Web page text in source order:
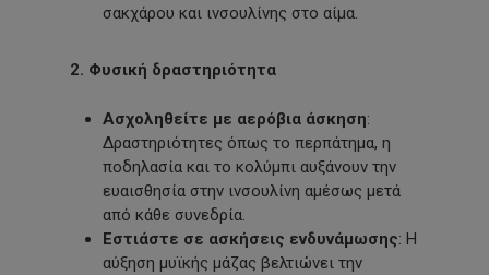
σακχάρου και ινσουλίνης στο αίμα.
2. Φυσική δραστηριότητα
Ασχοληθείτε με αερόβια άσκηση:
Δραστηριότητες όπως το περπάτημα, η
ποδηλασία και το κολύμπι αυξάνουν την
ευαισθησία στην ινσουλίνη αμέσως μετά
από κάθε συνεδρία.
Εστιάστε σε ασκήσεις ενδυνάμωσης: Η
αύξηση μυϊκής μάζας βελτιώνει την